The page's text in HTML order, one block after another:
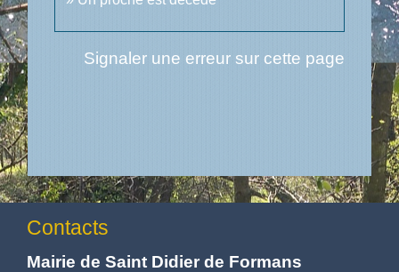
Signaler une erreur sur cette page
Contacts
Mairie de Saint Didier de Formans